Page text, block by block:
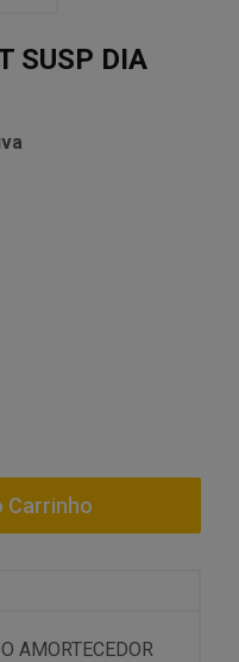
SUSP DIA
Carrinho
AMORTECEDOR